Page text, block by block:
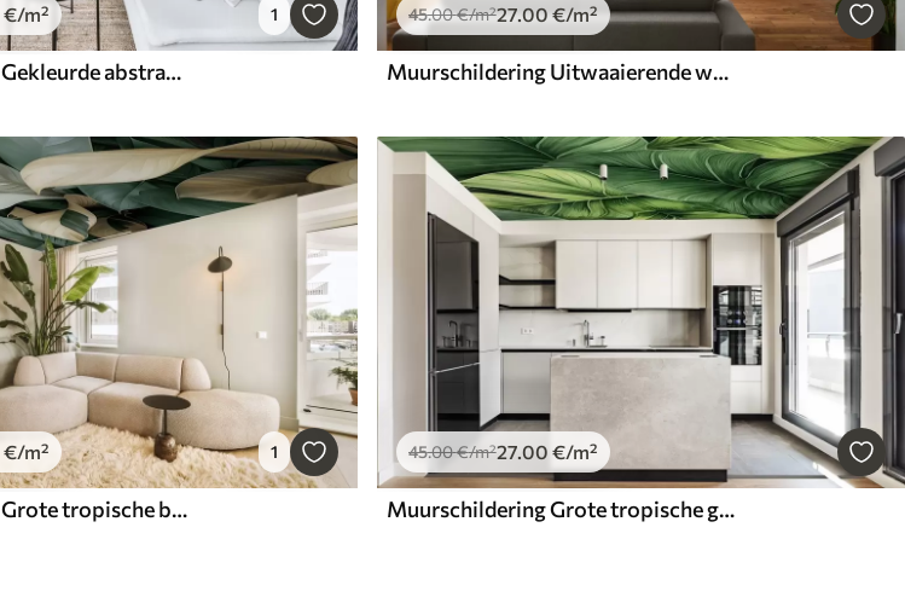
€/m² 1
Muurschildering Gekleurde abstracte golven op een lichte achtergrond
45.00€/m²27.00 €/m²
Muurschildering Uitwaaierende wolken in warme tinten van crème, zachte perzik en bleek tegen een diep, levendig blauwe lucht
€/m² 1
Muurschildering Grote tropische bladeren in groen en beige
45.00€/m²27.00 €/m²
Muurschildering Grote tropische groene bladeren aquarel